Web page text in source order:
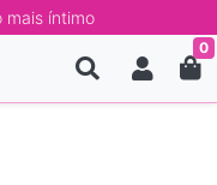
mais íntimo
0